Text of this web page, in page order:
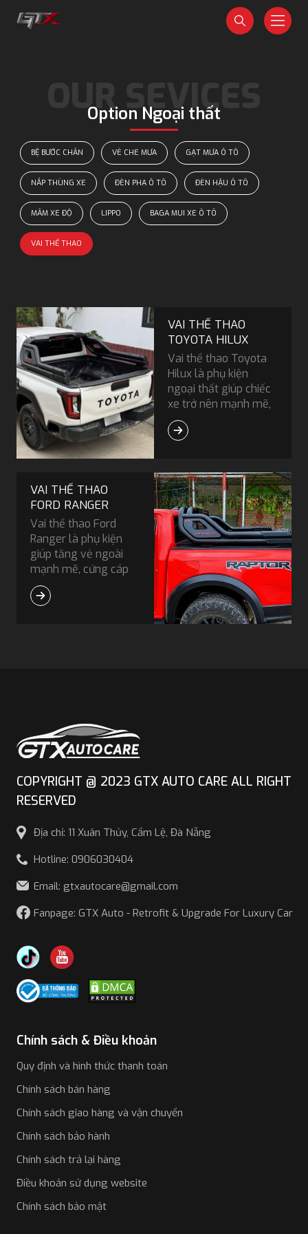
Option Ngoại thất
BỆ BƯỚC CHÂN VÈ CHE MƯA GẠT MƯA Ô TÔ
NẮP THÙNG XE ĐÈN PHA Ô TÔ ĐÈN HẬU Ô TÔ
MÂM XE ĐỘ LIPPO BAGA MUI XE Ô TÔ
VAI THỂ THAO
VAI THỂ THAO
TOYOTA HILUX
Vai thể thao Toyota
Hilux là phụ kiện
ngoại thất giúp chiếc
xe trở nên mạnh mẽ,
thể thao và cá tính
hơn. Sản phẩm được
thích cao, đồng thời
hỗ trợ chằng buộc
hàng hóa, bảo vệ
thành thùng và nâng
cao tính tiện dụng
trong quá trình sử
dụng.
VAI THỂ THAO
FORD RANGER
Vai thể thao Ford
Ranger là phụ kiện
giúp tăng vẻ ngoài
mạnh mẽ, cứng cáp
và đậm chất bán tải
cho xe. Sản phẩm
COPYRIGHT @ 2023 GTX AUTO CARE ALL RIGHT
RESERVED
Địa chỉ: 11 Xuân Thủy, Cẩm Lệ, Đà Nẵng
Hotline: 0906030404
Email: gtxautocare@gmail.com
Fanpage: GTX Auto - Retrofit & Upgrade For Luxury Car
Chính sách & Điều khoản
Quy định và hình thức thanh toán
Chính sách bán hàng
Chính sách giao hàng và vận chuyển
Chính sách bảo hành
Chính sách trả lại hàng
Điều khoản sử dụng website
Chính sách bảo mật